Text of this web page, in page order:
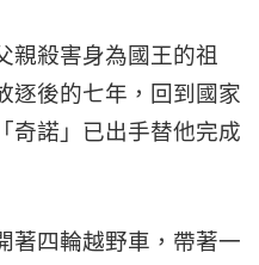
親殺害身為國王的祖
逐後的七年，回到國家
奇諾」已出手替他完成
著四輪越野車，帶著一